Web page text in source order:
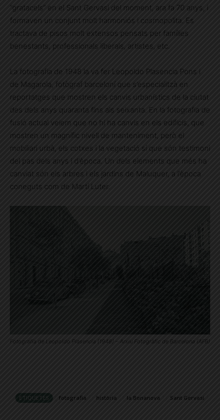
“gratacels” en el Sant Gervasi del moment, ara fa 70 anys, i
formaven un conjunt molt harmoniós i cosmopolita. Es
tractava de pisos molt extensos pensats per famílies
benestants, professionals liberals, artistes, etc.
La fotografia de 1948 la va fer Leopoldo Plasencia Pons i
de Magarola, fotògraf barceloní que s’especialitzà en
reportatges que mostren els canvis urbanístics de la ciutat
des dels anys quaranta fins als seixanta. En la fotografia de
fusió actual veiem que no hi ha canvis en els edificis, que
mostren un magnífic nivell de manteniment, però el
mobiliari urbà, els cotxes i la vegetació sí que són testimoni
del pas dels anys i d’època. Un dels elements que més ha
canviat són els arbres i els jardins de Maluquer, a l’època
coneguts com de Martí Luter.
Fotografia de Leopoldo Plasencia (1948) – Arxiu Fotogràfic de Barcelona (AFB)
ETIQUETES fotografia història la Bonanova Sant Gervasi